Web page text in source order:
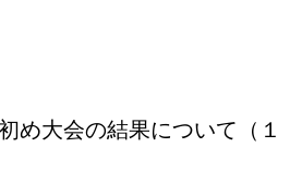
大会の結果について（１